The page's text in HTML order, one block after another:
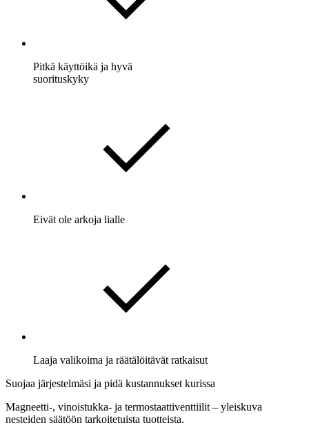
Pitkä käyttöikä ja hyvä
suorituskyky
Eivät ole arkoja lialle
Laaja valikoima ja räätälöitävät ratkaisut
Suojaa järjestelmäsi ja pidä kustannukset kurissa
Magneetti-, vinoistukka- ja termostaattiventtiilit – yleiskuva
nesteiden säätöön tarkoitetuista tuotteista.